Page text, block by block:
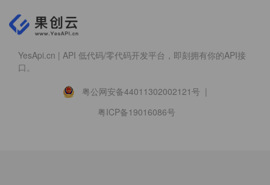
YesApi.cn | API 低代码/零代码开发平台，即刻拥有你的API接
口。
粤公网安备44011302002121号 |
粤ICP备19016086号